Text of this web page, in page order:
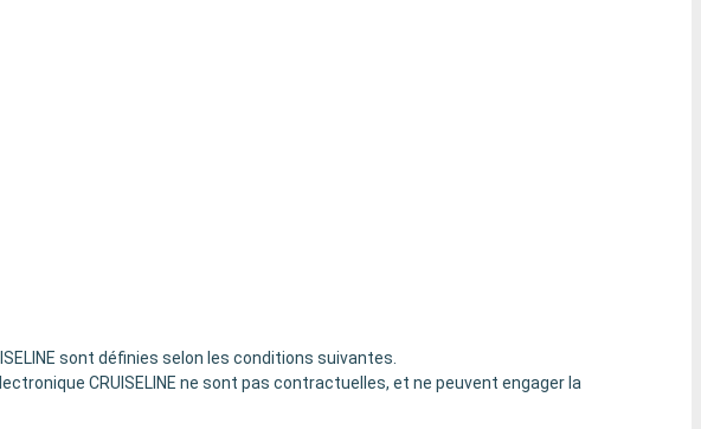
sont définies selon les conditions suivantes.
CRUISELINE ne sont pas contractuelles, et ne peuvent engager la